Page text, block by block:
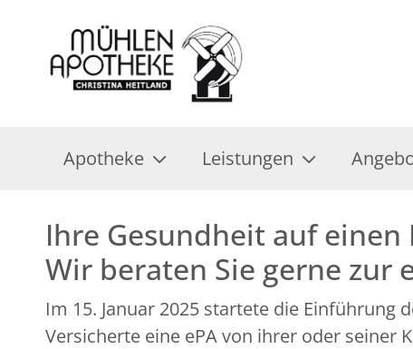
Apotheke Leistungen
Ihre Gesundheit auf einen
Wir beraten Sie gerne zur
Im 15. Januar 2025 startete die Einführung
Versicherte eine ePA von ihrer oder